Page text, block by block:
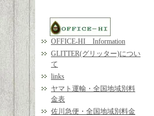
OFFICE-HI Information
GLITTER(グリッター)につい
て
links
ヤマト運輸・全国地域別料
金表
佐川急便・全国地域別料金